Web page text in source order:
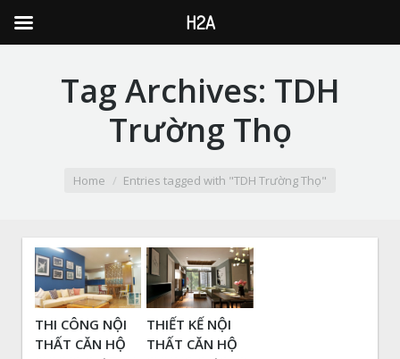
Tag Archives: TDH
Trường Thọ
Home Entries tagged with "TDH Trường Thọ"
THI CÔNG NỘI
THẤT CĂN HỘ
THIẾT KẾ NỘI
THẤT CĂN HỘ
H2A